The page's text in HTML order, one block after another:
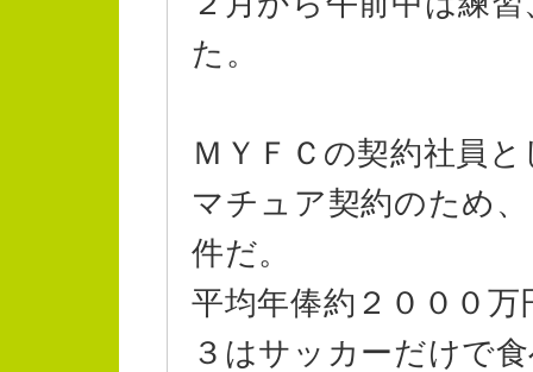
た。
ＭＹＦＣの契約社員
マチュア契約のため
件だ。
平均年俸約２０００
３はサッカーだけで